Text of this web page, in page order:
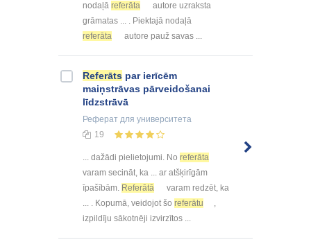
nodaļā referāta
autore uzraksta
grāmatas ... . Piektajā nodaļā
referāta
autore pauž savas ...
Referāts par ierīcēm
maiņstrāvas pārveidošanai
līdzstrāvā
Реферат для университета
19
... dažādi pielietojumi. No referāta
varam secināt, ka ... ar atšķirīgām
īpašībām. Referātā
varam redzēt, ka
... . Kopumā, veidojot šo referātu
,
izpildīju sākotnēji izvirzītos ...